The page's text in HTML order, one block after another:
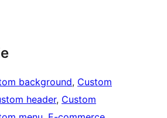
background, Custom
header, Custom